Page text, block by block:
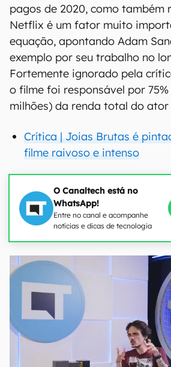
pagos de 2020, como também
Netflix é um fator muito
equação, apontando Adam
exemplo por seu trabalho no
Fortemente ignorado pela
o filme foi responsável por 75%
milhões) da renda total do
Crítica | Joias Brutas é
filme raivoso e intenso
O Canaltech está no
WhatsApp!
Entre no canal e acompanhe
notícias e dicas de tecnologia